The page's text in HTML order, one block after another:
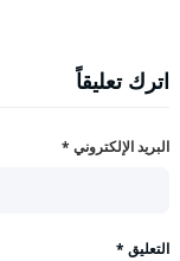
اترك تعليقاً
البريد الإلكتروني *
التعليق *